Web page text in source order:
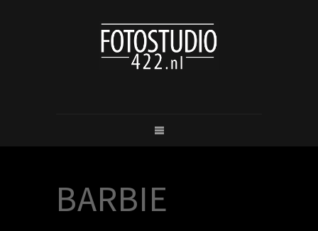
BARBIE